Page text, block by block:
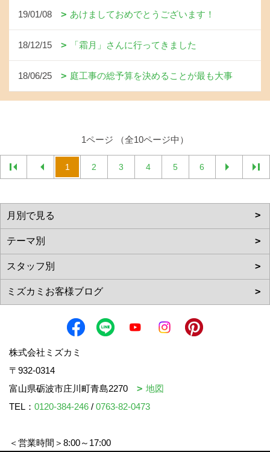
19/01/08 あけましておめでとうございます！
18/12/15 「霜月」さんに行ってきました
18/06/25 庭工事の総予算を決めることが最も大事
1ページ （全10ページ中）
1 2 3 4 5 6
株式会社ミズカミ
〒932-0314
富山県砺波市庄川町青島2270
地図
TEL： 0120-384-246 / 0763-82-0473
＜営業時間＞8:00～17:00